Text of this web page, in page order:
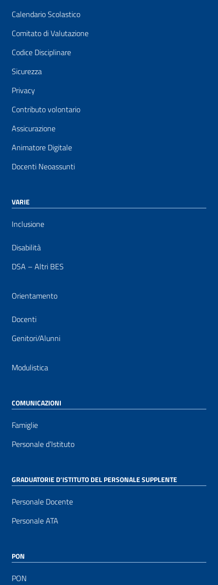
Calendario Scolastico
Comitato di Valutazione
Codice Disciplinare
Sicurezza
Privacy
Contributo volontario
Assicurazione
Animatore Digitale
Docenti Neoassunti
VARIE
Inclusione
Disabilità
DSA – Altri BES
Orientamento
Docenti
Genitori/Alunni
Modulistica
COMUNICAZIONI
Famiglie
Personale d’Istituto
GRADUATORIE D’ISTITUTO DEL PERSONALE SUPPLENTE
Personale Docente
Personale ATA
PON
PON